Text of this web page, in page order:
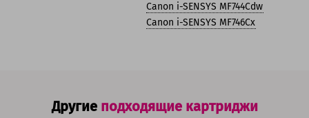
Canon i-SENSYS MF744Cdw
Canon i-SENSYS MF746Cx
Другие подходящие картриджи